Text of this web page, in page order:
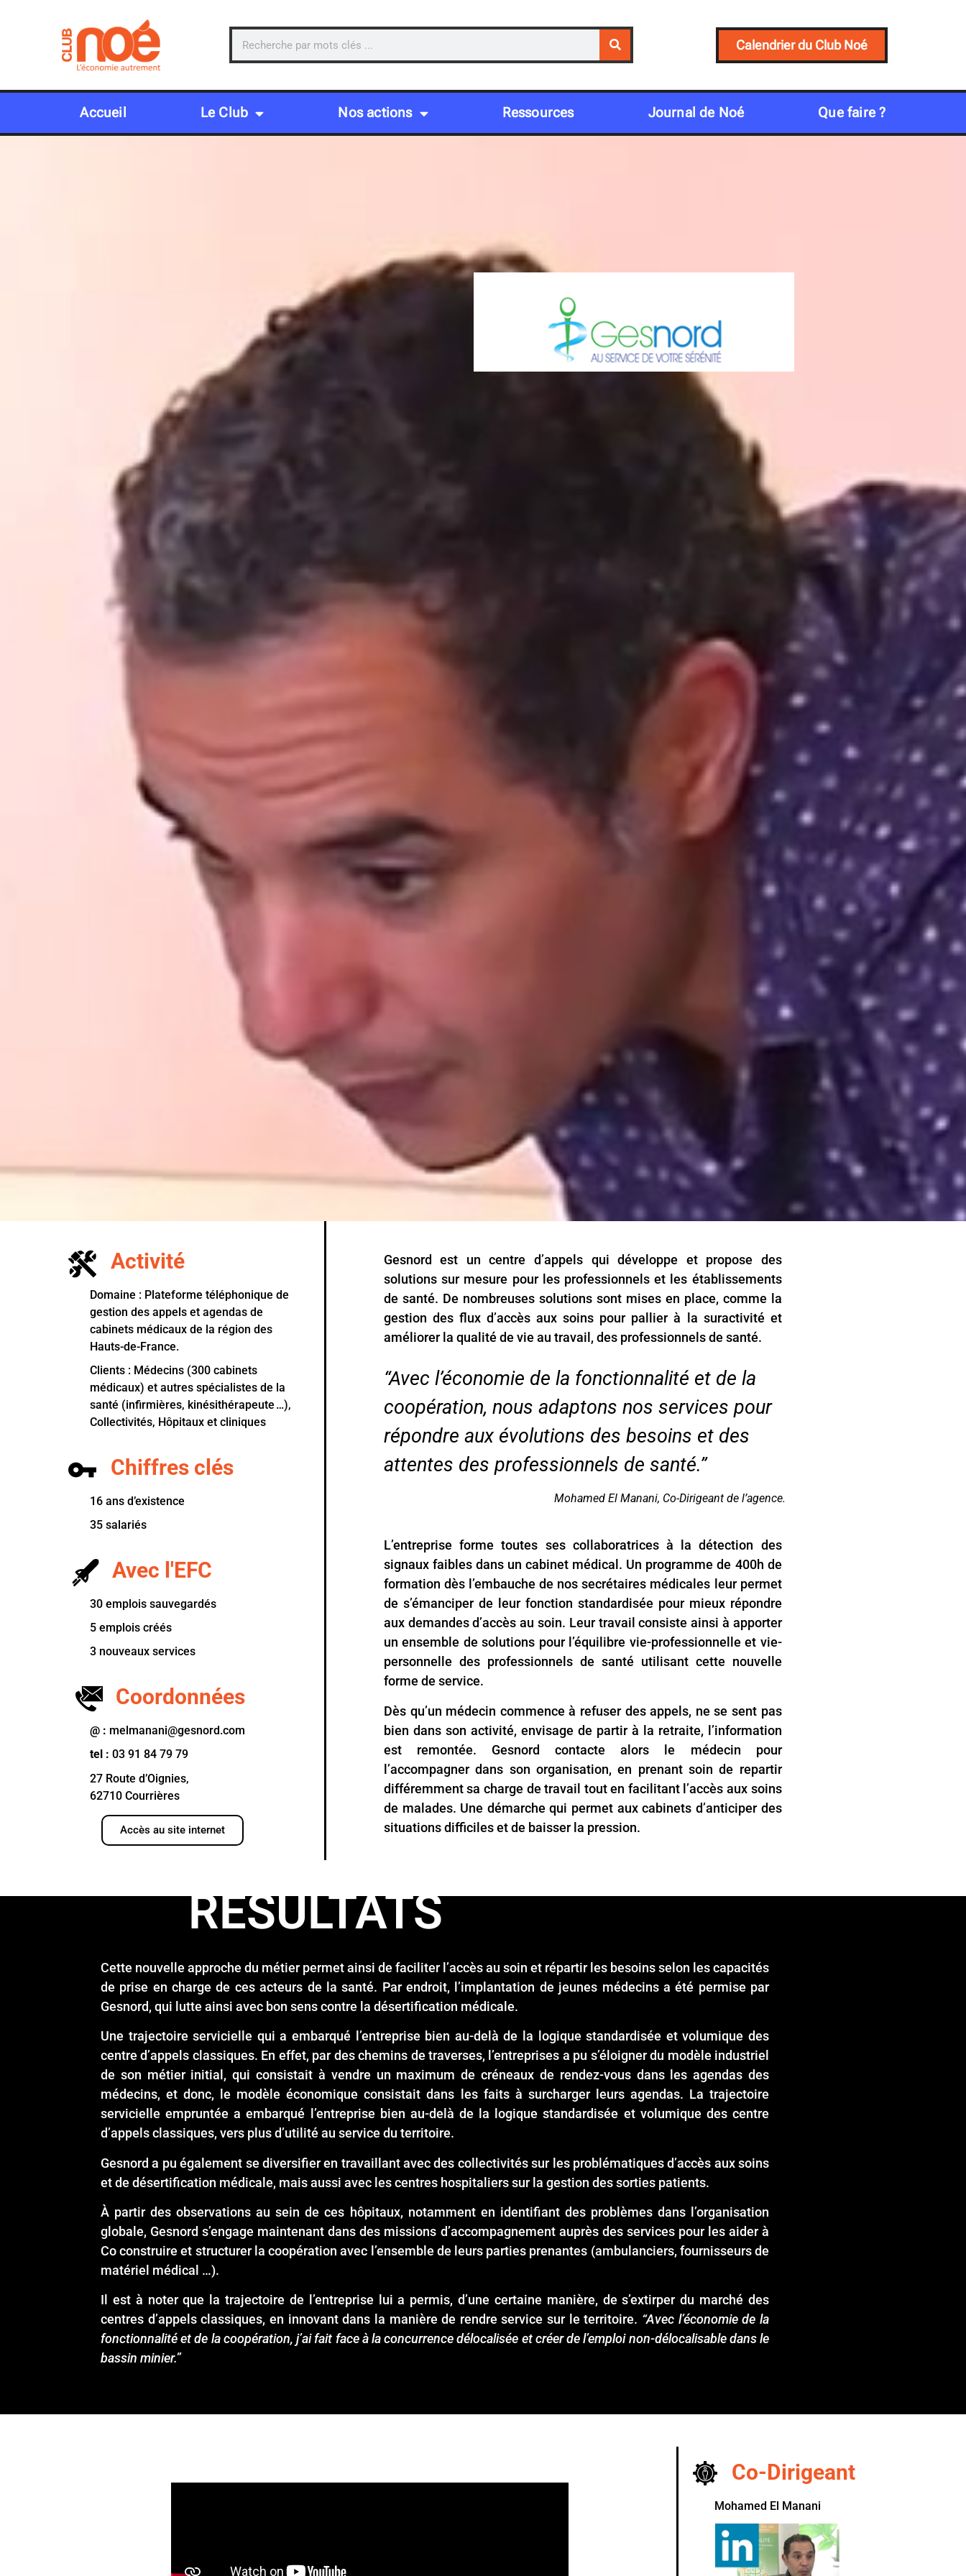
Calendrier du Club Noé
Accueil Le Club Nos actions Ressources Journal de Noé Que faire ?
Activité
Domaine : Plateforme téléphonique de
gestion des appels et agendas de
cabinets médicaux de la région des
Hauts-de-France.
Clients : Médecins (300 cabinets
médicaux) et autres spécialistes de la
santé (infirmières, kinésithérapeute …),
Collectivités, Hôpitaux et cliniques
Chiffres clés
16 ans d’existence
35 salariés
Avec l'EFC
30 emplois sauvegardés
5 emplois créés
3 nouveaux services
Coordonnées
@ : melmanani@gesnord.com
tel : 03 91 84 79 79
27 Route d’Oignies,
62710 Courrières
Accès au site internet
Gesnord est un centre d’appels qui développe et propose des
solutions sur mesure pour les professionnels et les établissements
de santé. De nombreuses solutions sont mises en place, comme la
gestion des flux d’accès aux soins pour pallier à la suractivité et
améliorer la qualité de vie au travail, des professionnels de santé.
“Avec l’économie de la fonctionnalité et de la
coopération, nous adaptons nos services pour
répondre aux évolutions des besoins et des
attentes des professionnels de santé.”
Mohamed El Manani, Co-Dirigeant de l’agence.
L’entreprise forme toutes ses collaboratrices à la détection des
signaux faibles dans un cabinet médical. Un programme de 400h de
formation dès l’embauche de nos secrétaires médicales leur permet
de s’émanciper de leur fonction standardisée pour mieux répondre
aux demandes d’accès au soin. Leur travail consiste ainsi à apporter
un ensemble de solutions pour l’équilibre vie-professionnelle et vie-
personnelle des professionnels de santé utilisant cette nouvelle
forme de service.
Dès qu’un médecin commence à refuser des appels, ne se sent pas
bien dans son activité, envisage de partir à la retraite, l’information
est remontée. Gesnord contacte alors le médecin pour
l’accompagner dans son organisation, en prenant soin de repartir
différemment sa charge de travail tout en facilitant l’accès aux soins
de malades. Une démarche qui permet aux cabinets d’anticiper des
situations difficiles et de baisser la pression.
RÉSULTATS
Cette nouvelle approche du métier permet ainsi de faciliter l’accès au soin et répartir les besoins selon les capacités
de prise en charge de ces acteurs de la santé. Par endroit, l’implantation de jeunes médecins a été permise par
Gesnord, qui lutte ainsi avec bon sens contre la désertification médicale.
Une trajectoire servicielle qui a embarqué l’entreprise bien au-delà de la logique standardisée et volumique des
centre d’appels classiques. En effet, par des chemins de traverses, l’entreprises a pu s’éloigner du modèle industriel
de son métier initial, qui consistait à vendre un maximum de créneaux de rendez-vous dans les agendas des
médecins, et donc, le modèle économique consistait dans les faits à surcharger leurs agendas. La trajectoire
servicielle empruntée a embarqué l’entreprise bien au-delà de la logique standardisée et volumique des centre
d’appels classiques, vers plus d’utilité au service du territoire.
Gesnord a pu également se diversifier en travaillant avec des collectivités sur les problématiques d’accès aux soins
et de désertification médicale, mais aussi avec les centres hospitaliers sur la gestion des sorties patients.
À partir des observations au sein de ces hôpitaux, notamment en identifiant des problèmes dans l’organisation
globale, Gesnord s’engage maintenant dans des missions d’accompagnement auprès des services pour les aider à
Co construire et structurer la coopération avec l’ensemble de leurs parties prenantes (ambulanciers, fournisseurs de
matériel médical …).
Il est à noter que la trajectoire de l’entreprise lui a permis, d’une certaine manière, de s’extirper du marché des
centres d’appels classiques, en innovant dans la manière de rendre service sur le territoire. “Avec l’économie de la
fonctionnalité et de la coopération, j’ai fait face à la concurrence délocalisée et créer de l’emploi non-délocalisable dans le
bassin minier.”
Co-Dirigeant
Mohamed El Manani